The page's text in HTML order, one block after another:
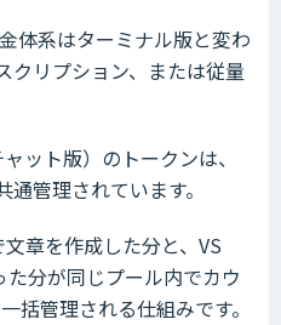
体系はターミナル版と変わ
クリプション、または従量
ット版）のトークンは、
管理されています。
章を作成した分と、VS
分が同じプール内でカウ
括管理される仕組みです。